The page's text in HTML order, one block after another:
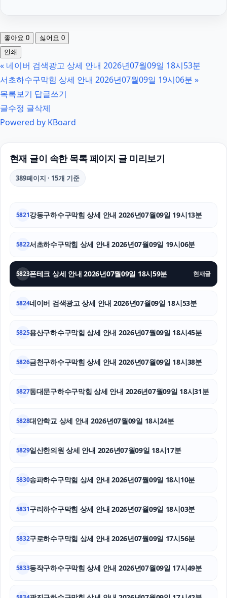
장기렌트
하수구막힘
축구반티
흥신소
수원형사변호사
상간소송
소액결제
부천이혼전문변호사
좋아요 0 싫어요 0
인쇄
« 네이버 검색광고 상세 안내 2026년07월09일 18시53분
서초하수구막힘 상세 안내 2026년07월09일 19시06분 »
목록보기 답글쓰기
글수정 글삭제
Powered by KBoard
현재 글이 속한 목록 페이지 글 미리보기
389페이지 · 15개 기준
5821강동구하수구막힘 상세 안내 2026년07월09일 19시13분
5822서초하수구막힘 상세 안내 2026년07월09일 19시06분
5823폰테크 상세 안내 2026년07월09일 18시59분 현재글
5824네이버 검색광고 상세 안내 2026년07월09일 18시53분
5825용산구하수구막힘 상세 안내 2026년07월09일 18시45분
5826금천구하수구막힘 상세 안내 2026년07월09일 18시38분
5827동대문구하수구막힘 상세 안내 2026년07월09일 18시31분
5828대안학교 상세 안내 2026년07월09일 18시24분
5829일산한의원 상세 안내 2026년07월09일 18시17분
5830송파하수구막힘 상세 안내 2026년07월09일 18시10분
5831구리하수구막힘 상세 안내 2026년07월09일 18시03분
5832구로하수구막힘 상세 안내 2026년07월09일 17시56분
5833동작구하수구막힘 상세 안내 2026년07월09일 17시49분